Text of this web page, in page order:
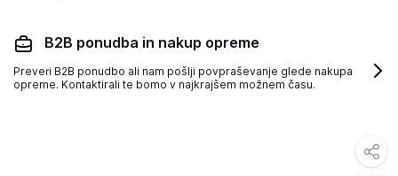
B2B ponudba in nakup opreme
Preveri B2B ponudbo ali nam pošlji povpraševanje glede nakupa
opreme. Kontaktirali te bomo v najkrajšem možnem času.